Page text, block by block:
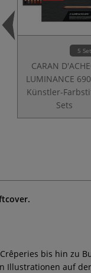
5
CARAN
LUMINANCE
Künstler-
Sets
bis hin zu
auf